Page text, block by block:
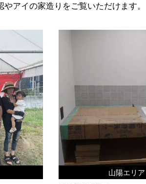
アイの家造りをご覧いただけます。
山陽エリア